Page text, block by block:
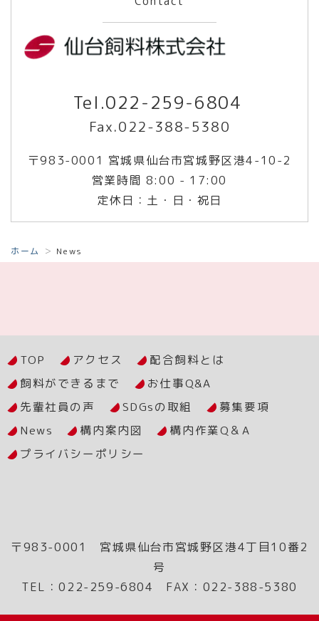
Tel.022-259-6804
Fax.022-388-5380
〒983-0001 宮城県仙台市宮城野区港4-10-2
営業時間 8:00 - 17:00
定休日：土・日・祝日
ホーム News
TOP アクセス
配合飼料とは
飼料ができるまで
お仕事Q&A
先輩社員の声
SDGsの取組
募集要項
News
構内案内図
構内作業Q＆A
プライバシーポリシー
〒983-0001 宮城県仙台市宮城野区港4丁目10番2
号
TEL：022-259-6804 FAX：022-388-5380